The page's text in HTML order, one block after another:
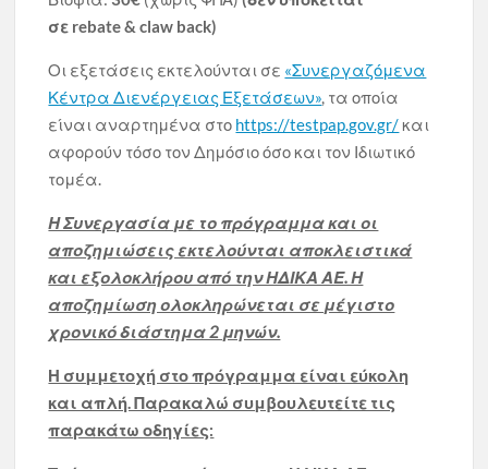
σε rebate&claw back)
Οι εξετάσεις εκτελούνται σε «Συνεργαζόμενα
Κέντρα Διενέργειας Εξετάσεων», τα οποία
είναι αναρτημένα στο https://testpap.gov.gr/ και
αφορούν τόσο τον Δημόσιο όσο και τον Ιδιωτικό
τομέα.
Η Συνεργασία με το πρόγραμμα και οι
αποζημιώσεις εκτελούνται αποκλειστικά
και εξολοκλήρου από την ΗΔΙΚΑ ΑΕ. Η
αποζημίωση ολοκληρώνεται σε μέγιστο
χρονικό διάστημα 2 μηνών.
Η συμμετοχή στο πρόγραμμα είναι εύκολη
και απλή. Παρακαλώ συμβουλευτείτε τις
παρακάτω οδηγίες: